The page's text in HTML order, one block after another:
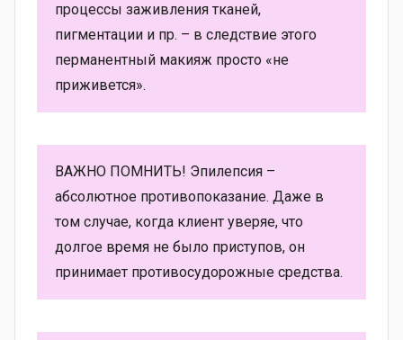
процессы заживления тканей,
пигментации и пр. – в следствие этого
перманентный макияж просто «не
приживется».
ВАЖНО ПОМНИТЬ! Эпилепсия –
абсолютное противопоказание. Даже в
том случае, когда клиент уверяе, что
долгое время не было приступов, он
принимает противосудорожные средства.